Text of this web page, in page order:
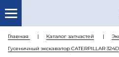
О
КАТАЛОГ
Главная Каталог запчастей
Гусеничный экскаватор CATERPILLAR 324D